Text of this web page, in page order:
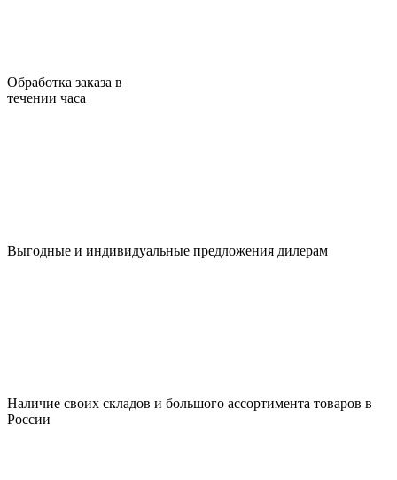
Обработка заказа в
течении часа
Выгодные и индивидуальные предложения дилерам
Наличие своих складов и большого ассортимента товаров в
России